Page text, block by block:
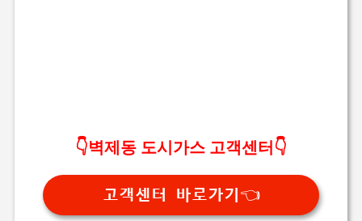
👇벽제동 도시가스 고객센터👇
고객센터 바로가기👈